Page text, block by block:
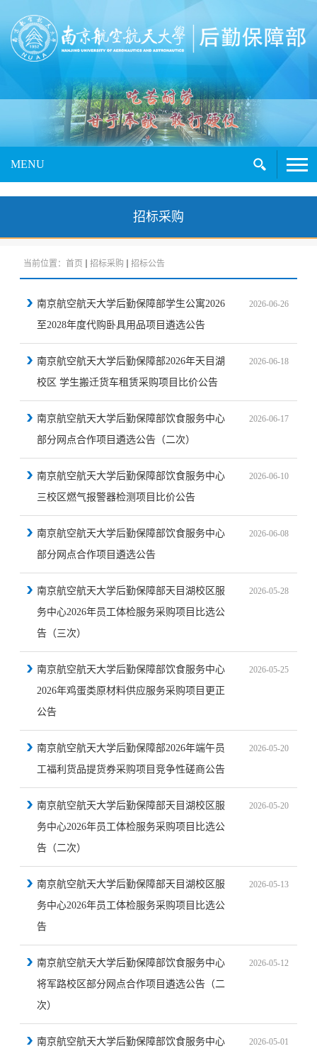
MENU
招标采购
当前位置： 首页 招标采购 招标公告
南京航空航天大学后勤保障部学生公寓2026
至2028年度代购卧具用品项目遴选公告
2026-06-26
南京航空航天大学后勤保障部2026年天目湖
校区 学生搬迁货车租赁采购项目比价公告
2026-06-18
南京航空航天大学后勤保障部饮食服务中心
部分网点合作项目遴选公告（二次）
2026-06-17
南京航空航天大学后勤保障部饮食服务中心
三校区燃气报警器检测项目比价公告
2026-06-10
南京航空航天大学后勤保障部饮食服务中心
部分网点合作项目遴选公告
2026-06-08
南京航空航天大学后勤保障部天目湖校区服
务中心2026年员工体检服务采购项目比选公
告（三次）
2026-05-28
南京航空航天大学后勤保障部饮食服务中心
2026年鸡蛋类原材料供应服务采购项目更正
公告
2026-05-25
南京航空航天大学后勤保障部2026年端午员
工福利货品提货券采购项目竞争性磋商公告
2026-05-20
南京航空航天大学后勤保障部天目湖校区服
务中心2026年员工体检服务采购项目比选公
告（二次）
2026-05-20
南京航空航天大学后勤保障部天目湖校区服
务中心2026年员工体检服务采购项目比选公
告
2026-05-13
南京航空航天大学后勤保障部饮食服务中心
将军路校区部分网点合作项目遴选公告（二
次）
2026-05-12
南京航空航天大学后勤保障部饮食服务中心
2026-05-01